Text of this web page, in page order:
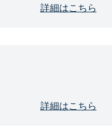
詳細はこちら
詳細はこちら